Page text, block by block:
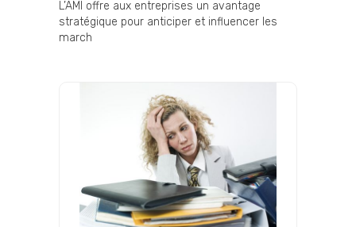
L’AMI offre aux entreprises un avantage
stratégique pour anticiper et influencer les
march